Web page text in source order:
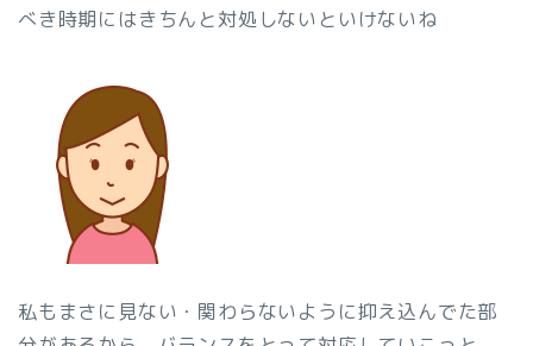
べき時期にはきちんと対処しないといけないね
私もまさに見ない・関わらないように抑え込んでた部